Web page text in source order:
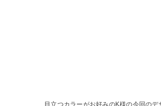
目立つカラーがお好みのK様の今回のデ